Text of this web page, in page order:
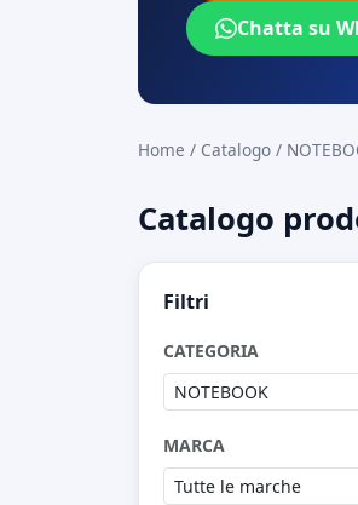
Chatta su
Home / Catalogo /
Catalogo
Filtri
CATEGORIA
MARCA